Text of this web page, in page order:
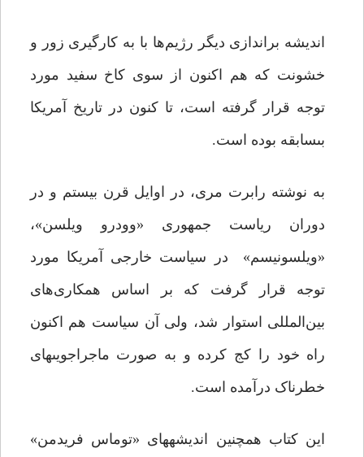
اندیشه براندازى دیگر رژیم‌ها با به کارگیرى زور و
خشونت که هم اکنون از سوى کاخ سفید مورد
توجه قرار گرفته است، تا کنون در تاریخ آمریکا
بى‏سابقه بوده است.
به نوشته رابرت مرى، در اوایل قرن بیستم و در
دوران ریاست جمهورى «وودرو ویلسن»،
«ویلسونیسم»
در سیاست خارجى آمریکا مورد
توجه قرار گرفت که بر اساس همکاری‌هاى
بین‌المللى استوار شد، ولى آن سیاست هم اکنون
راه خود را کج کرده و به صورت ماجراجویى‏هاى
خطرناک درآمده است.
این کتاب همچنین اندیشه‏هاى «توماس فریدمن»